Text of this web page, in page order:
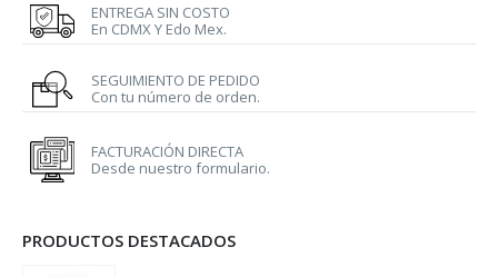
ENTREGA SIN COSTO
En CDMX Y Edo Mex.
SEGUIMIENTO DE PEDIDO
Con tu número de orden.
FACTURACIÓN DIRECTA
Desde nuestro formulario.
PRODUCTOS DESTACADOS